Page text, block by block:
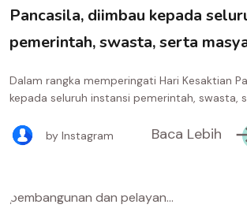
Pancasila, diimbau kepada
pemerintah, swasta, serta
Dalam rangka memperingati Hari Kesaktian
kepada seluruh instansi pemerintah, swasta,
by Instagram Baca Lebih